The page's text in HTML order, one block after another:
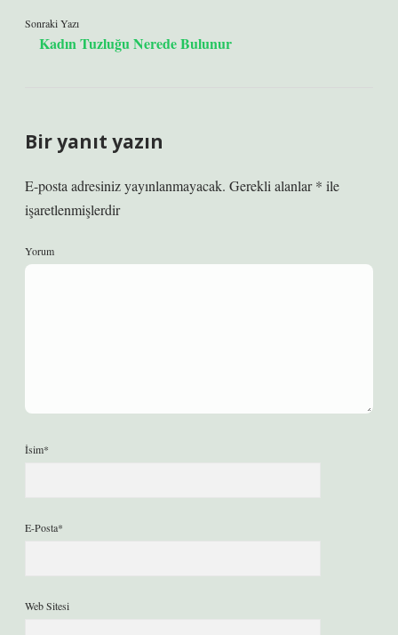
Sonraki Yazı
Kadın Tuzluğu Nerede Bulunur
Bir yanıt yazın
E-posta adresiniz yayınlanmayacak. Gerekli alanlar* ile
işaretlenmişlerdir
Yorum
İsim*
E-Posta*
Web Sitesi